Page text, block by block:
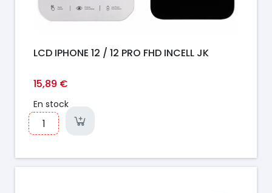
LCD IPHONE 12 / 12 PRO FHD INCELL JK
15,89 €
En stock